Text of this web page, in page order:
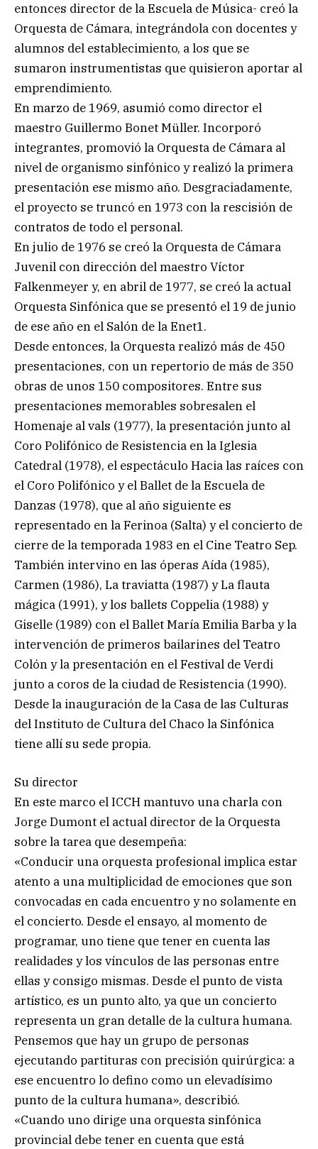
entonces director de la Escuela de Música- creó la
Orquesta de Cámara, integrándola con docentes y
alumnos del establecimiento, a los que se
sumaron instrumentistas que quisieron aportar al
emprendimiento.
En marzo de 1969, asumió como director el
maestro Guillermo Bonet Müller. Incorporó
integrantes, promovió la Orquesta de Cámara al
nivel de organismo sinfónico y realizó la primera
presentación ese mismo año. Desgraciadamente,
el proyecto se truncó en 1973 con la rescisión de
contratos de todo el personal.
En julio de 1976 se creó la Orquesta de Cámara
Juvenil con dirección del maestro Víctor
Falkenmeyer y, en abril de 1977, se creó la actual
Orquesta Sinfónica que se presentó el 19 de junio
de ese año en el Salón de la Enet1.
Desde entonces, la Orquesta realizó más de 450
presentaciones, con un repertorio de más de 350
obras de unos 150 compositores. Entre sus
presentaciones memorables sobresalen el
Homenaje al vals (1977), la presentación junto al
Coro Polifónico de Resistencia en la Iglesia
Catedral (1978), el espectáculo Hacia las raíces con
el Coro Polifónico y el Ballet de la Escuela de
Danzas (1978), que al año siguiente es
representado en la Ferinoa (Salta) y el concierto de
cierre de la temporada 1983 en el Cine Teatro Sep.
También intervino en las óperas Aída (1985),
Carmen (1986), La traviatta (1987) y La flauta
mágica (1991), y los ballets Coppelia (1988) y
Giselle (1989) con el Ballet María Emilia Barba y la
intervención de primeros bailarines del Teatro
Colón y la presentación en el Festival de Verdi
junto a coros de la ciudad de Resistencia (1990).
Desde la inauguración de la Casa de las Culturas
del Instituto de Cultura del Chaco la Sinfónica
tiene allí su sede propia.
Su director
En este marco el ICCH mantuvo una charla con
Jorge Dumont el actual director de la Orquesta
sobre la tarea que desempeña:
«Conducir una orquesta profesional implica estar
atento a una multiplicidad de emociones que son
convocadas en cada encuentro y no solamente en
el concierto. Desde el ensayo, al momento de
programar, uno tiene que tener en cuenta las
realidades y los vínculos de las personas entre
ellas y consigo mismas. Desde el punto de vista
artístico, es un punto alto, ya que un concierto
representa un gran detalle de la cultura humana.
Pensemos que hay un grupo de personas
ejecutando partituras con precisión quirúrgica: a
ese encuentro lo defino como un elevadísimo
punto de la cultura humana», describió.
«Cuando uno dirige una orquesta sinfónica
provincial debe tener en cuenta que está